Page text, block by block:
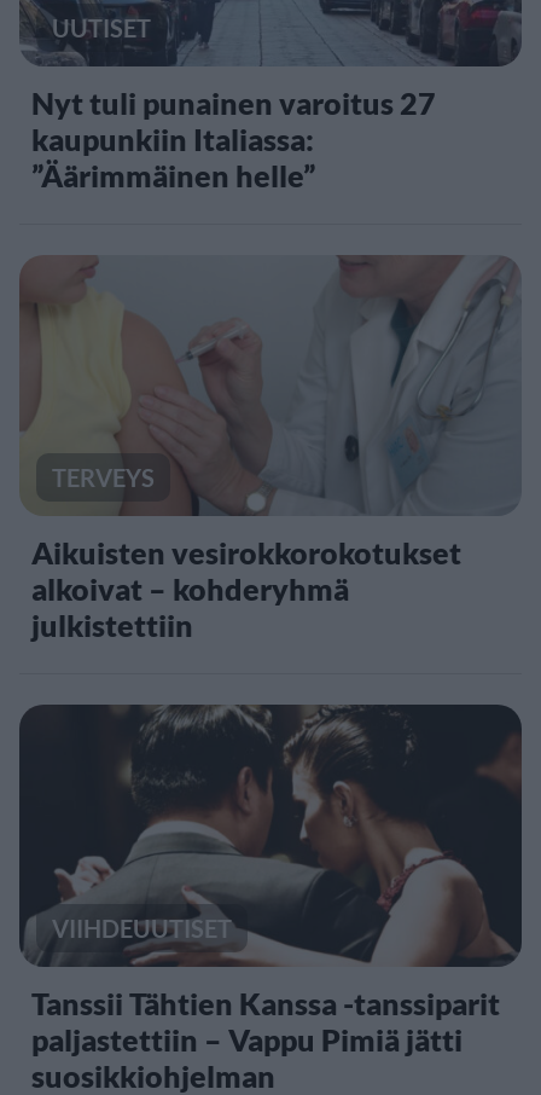
UUTISET
Nyt tuli punainen varoitus 27
kaupunkiin Italiassa:
”Äärimmäinen helle”
TERVEYS
Aikuisten vesirokkorokotukset
alkoivat – kohderyhmä
julkistettiin
VIIHDEUUTISET
Tanssii Tähtien Kanssa -tanssiparit
paljastettiin – Vappu Pimiä jätti
suosikkiohjelman